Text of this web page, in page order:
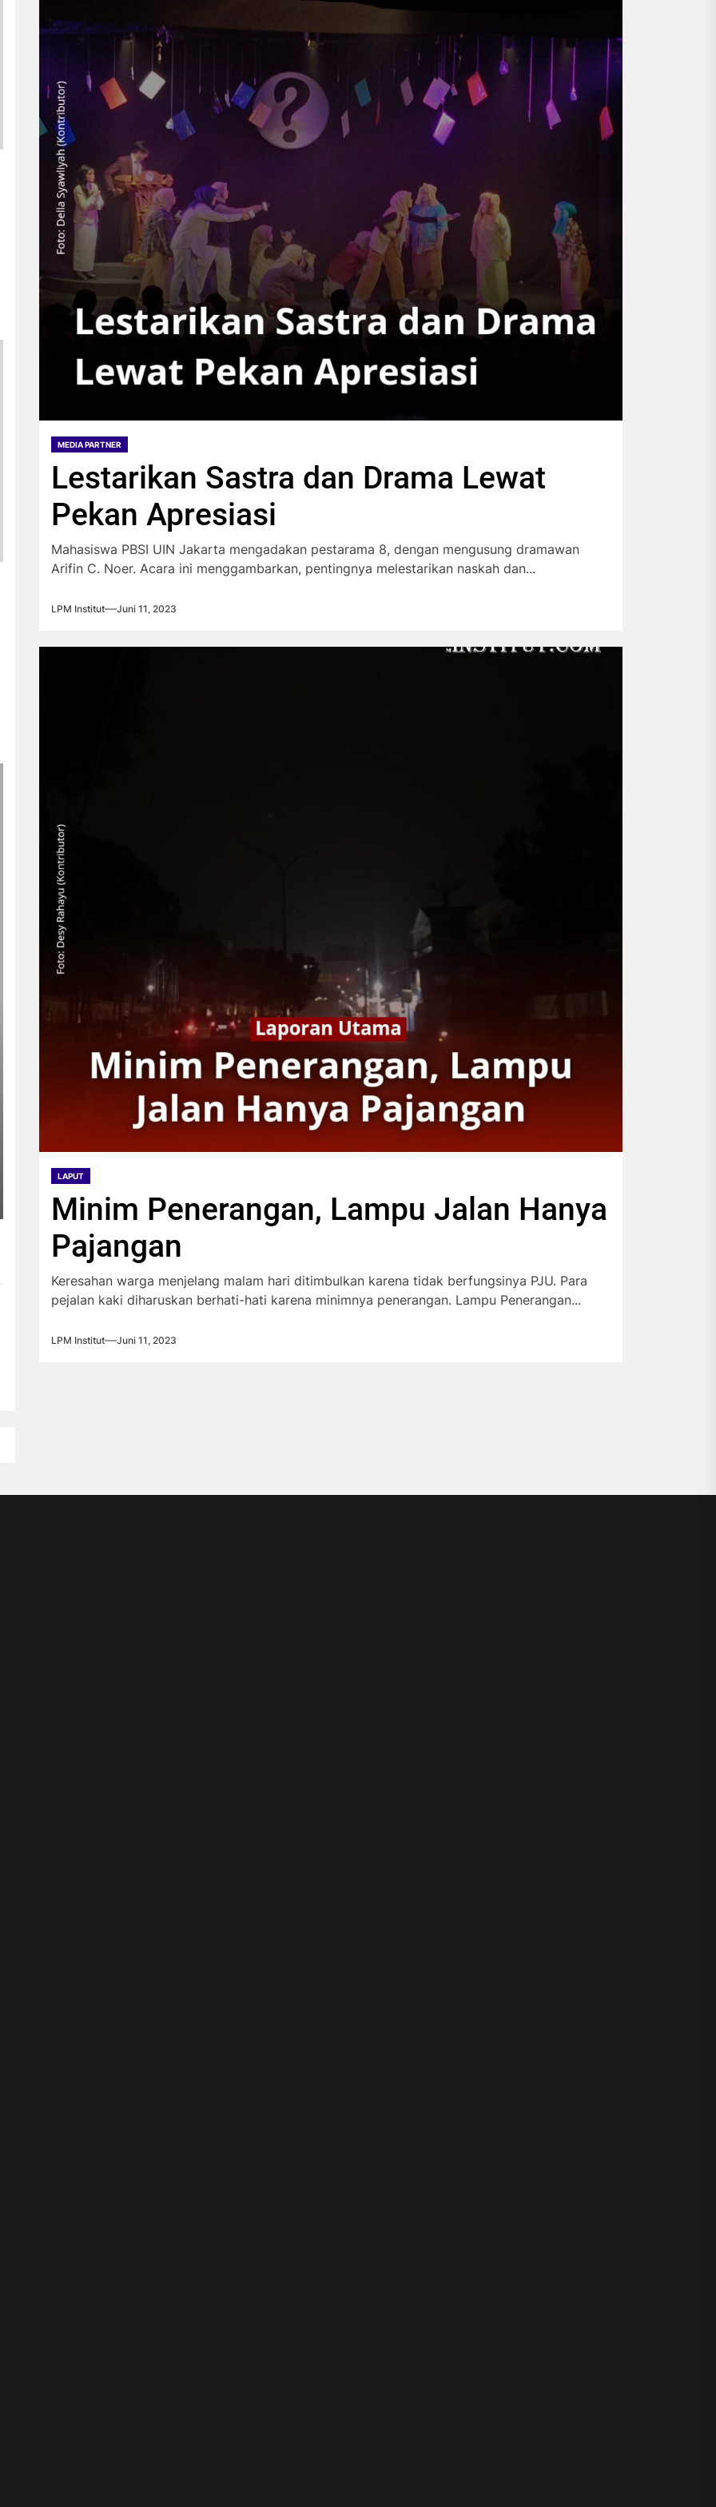
MEDIA PARTNER
Lestarikan Sastra dan Drama Lewat
Pekan Apresiasi
Mahasiswa PBSI UIN Jakarta mengadakan pestarama 8, dengan mengusung dramawan
Arifin C. Noer. Acara ini menggambarkan, pentingnya melestarikan naskah dan...
LPM Institut Juni 11, 2023
LAPUT
Minim Penerangan, Lampu Jalan Hanya
Pajangan
Keresahan warga menjelang malam hari ditimbulkan karena tidak berfungsinya PJU. Para
pejalan kaki diharuskan berhati-hati karena minimnya penerangan. Lampu Penerangan...
LPM Institut Juni 11, 2023